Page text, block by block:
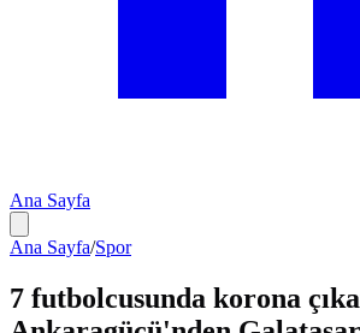
Ana Sayfa
Ana Sayfa/Spor
7 futbolcusunda korona